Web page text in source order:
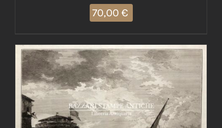
70,00 €
AGGIUNGI AL CARRELLO / DETTAGLI